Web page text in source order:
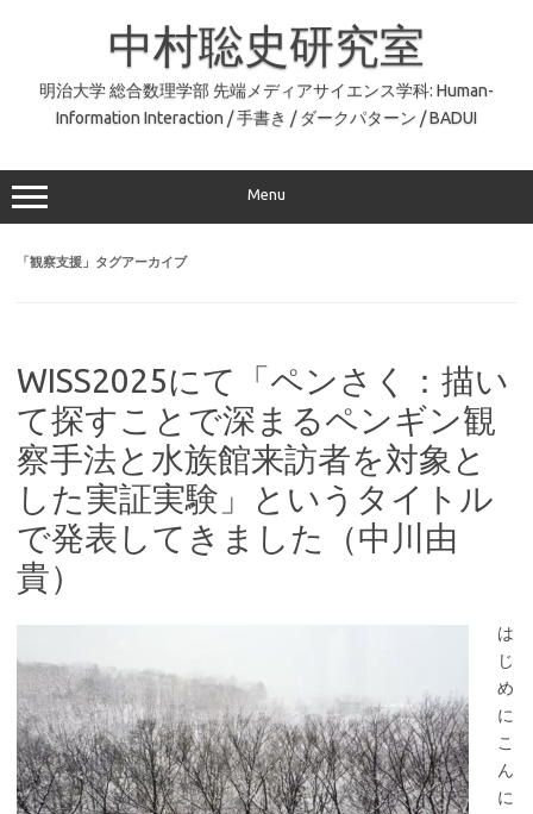
中村聡史研究室
明治大学 総合数理学部 先端メディアサイエンス学科: Human-
Information Interaction / 手書き / ダークパターン / BADUI
Menu
「観察支援 」タグアーカイブ
WISS2025にて「ペンさく：描い
て探すことで深まるペンギン観
察手法と水族館来訪者を対象と
した実証実験」というタイトル
で発表してきました（中川由
貴）
は
じ
め
に
こ
ん
に